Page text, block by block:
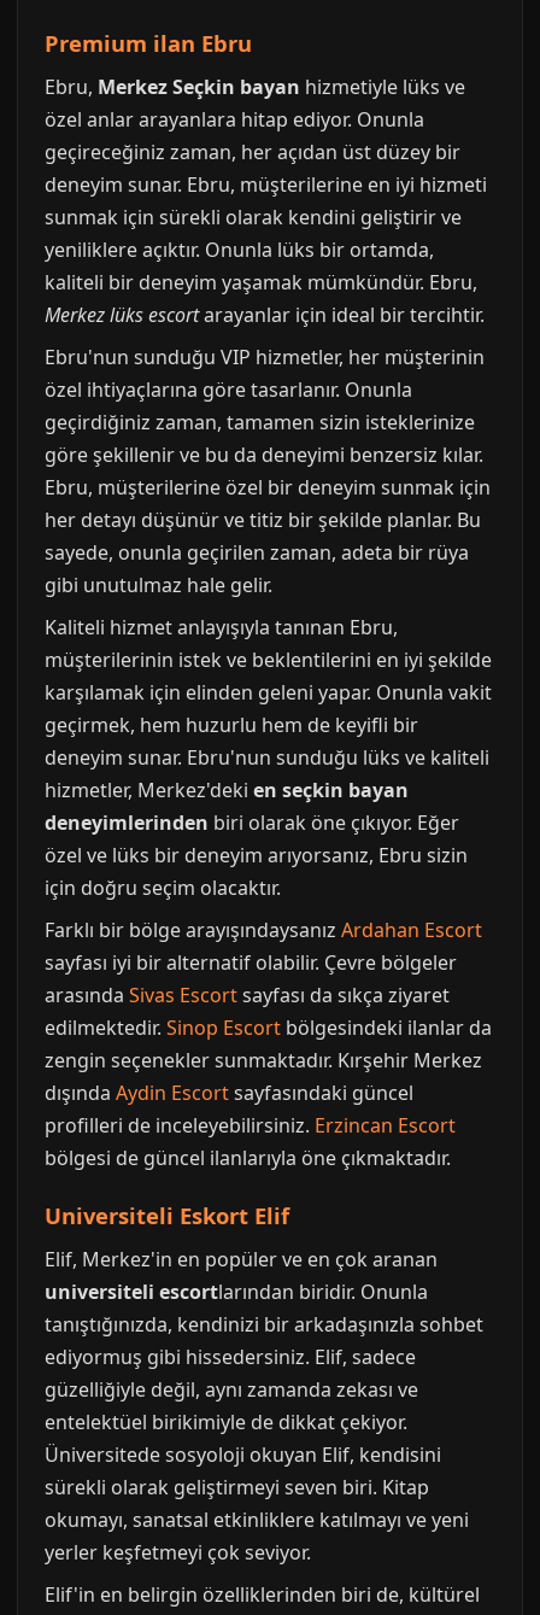
Premium ilan Ebru
Ebru, Merkez Seçkin bayan hizmetiyle lüks ve
özel anlar arayanlara hitap ediyor. Onunla
geçireceğiniz zaman, her açıdan üst düzey bir
deneyim sunar. Ebru, müşterilerine en iyi hizmeti
sunmak için sürekli olarak kendini geliştirir ve
yeniliklere açıktır. Onunla lüks bir ortamda,
kaliteli bir deneyim yaşamak mümkündür. Ebru,
Merkez lüks escortarayanlar için ideal bir tercihtir.
Ebru'nun sunduğu VIP hizmetler, her müşterinin
özel ihtiyaçlarına göre tasarlanır. Onunla
geçirdiğiniz zaman, tamamen sizin isteklerinize
göre şekillenir ve bu da deneyimi benzersiz kılar.
Ebru, müşterilerine özel bir deneyim sunmak için
her detayı düşünür ve titiz bir şekilde planlar. Bu
sayede, onunla geçirilen zaman, adeta bir rüya
gibi unutulmaz hale gelir.
Kaliteli hizmet anlayışıyla tanınan Ebru,
müşterilerinin istek ve beklentilerini en iyi şekilde
karşılamak için elinden geleni yapar. Onunla vakit
geçirmek, hem huzurlu hem de keyifli bir
deneyim sunar. Ebru'nun sunduğu lüks ve kaliteli
hizmetler, Merkez'deki en seçkin bayan
deneyimlerinden biri olarak öne çıkıyor. Eğer
özel ve lüks bir deneyim arıyorsanız, Ebru sizin
için doğru seçim olacaktır.
Farklı bir bölge arayışındaysanız Ardahan Escort
sayfası iyi bir alternatif olabilir. Çevre bölgeler
arasında Sivas Escortsayfası da sıkça ziyaret
edilmektedir. Sinop Escort bölgesindeki ilanlar da
zengin seçenekler sunmaktadır. Kırşehir Merkez
dışında Aydin Escortsayfasındaki güncel
profilleri de inceleyebilirsiniz. Erzincan Escort
bölgesi de güncel ilanlarıyla öne çıkmaktadır.
Universiteli Eskort Elif
Elif, Merkez'in en popüler ve en çok aranan
universiteli escortlarından biridir. Onunla
tanıştığınızda, kendinizi bir arkadaşınızla sohbet
ediyormuş gibi hissedersiniz. Elif, sadece
güzelliğiyle değil, aynı zamanda zekası ve
entelektüel birikimiyle de dikkat çekiyor.
Üniversitede sosyoloji okuyan Elif, kendisini
sürekli olarak geliştirmeyi seven biri. Kitap
okumayı, sanatsal etkinliklere katılmayı ve yeni
yerler keşfetmeyi çok seviyor.
Elif'in en belirgin özelliklerinden biri de, kültürel